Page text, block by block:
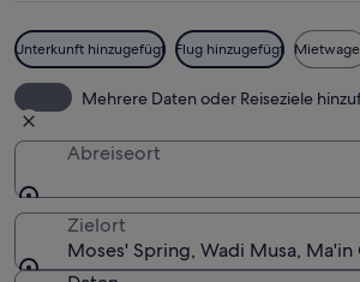
Unterkunft hinzugefügt Flug hinzugefügt
Mehrere Daten oder Reiseziele
Abreiseort
Zielort
Moses' Spring, Wadi Musa,